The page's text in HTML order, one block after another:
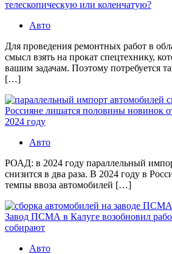
телескопическую или коленчатую?
Авто
Для проведения ремонтных работ в
смысл взять на прокат спецтехнику,
вашим задачам. Поэтому потребуется
[…]
Россияне лишатся половины новинок
2024 году
Авто
РОАД: в 2024 году параллельный
снизится в два раза. В 2024 году в
темпы ввоза автомобилей […]
Завод ПСМА в Калуге возобновил
собирают
Авто